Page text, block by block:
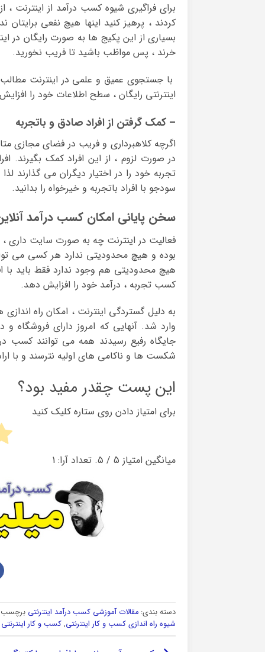
برای فراگیری شیوه کسب درآمد از
کردند ، پرهیز کنید اینها هیچ نفعی
بسیاری از این پکیج ها به صورت رایگان در
خرند ، پس مواظب باشید تا فریب نخورید.
با جستجوی عمیق و علمی در اینترنت
اینترنتی رایگان ، سطح اطلاعات خود را
– کمک گرفتن از افراد صادق و باتجربه
اگرچه کلاهبرداری و فریب در فضای مجازی
در صورت لزوم ، از این افراد کمک بگیرند.
تجربه خود را در اختیار دیگران می گذارند
سودجو با افراد باتجربه و خیرخواه را بدانید.
سخن پایانی امکان کسب درآمد
فعالیت در اینترنت چه به صورت سایت داری
بوده و هیچ محدودیتی ندارد هر کسی می
هیچ محدودیتی هم وجود ندارد فقط باید با
کسب تجربه ، درآمد خود را افزایش دهد.
به دلیل گستردگی اینترنت ، امکان راه
وارد شد. آنهایی که امروز دارای فروشگاه و
جایگاه رفیع رسیدند همه می توانند کسب
شکست ها و ناکامی های اولیه نترسند و با
این پست چقدر مفید بود؟
برای امتیاز دادن روی ستاره کلیک کنید
میانگین امتیاز 5/ ۵. تعداد آرا: 1
دسته بندی: مقالات آموزشی کسب درآمد اینترنتی
شیوه راه اندازی کسب و کار اینترنتی, کسب و کار